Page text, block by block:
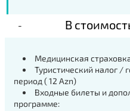
В
Медицинская
Туристический налог /
период ( 12 Azn)
Входные билеты и
программе: